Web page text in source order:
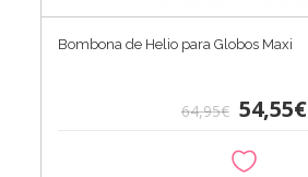
Bombona de Helio para Globos Maxi
64,95€ 54,55€